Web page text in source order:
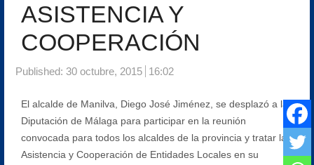
ASISTENCIA Y
COOPERACIÓN
Published: 30 octubre, 2015 16:02
El alcalde de Manilva, Diego José Jiménez, se desplazó a la
Diputación de Málaga para participar en la reunión
convocada para todos los alcaldes de la provincia y tratar la
Asistencia y Cooperación de Entidades Locales en su